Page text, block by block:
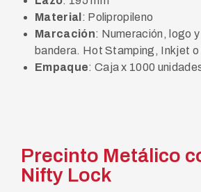
Material : Polipropileno
Marcación: Numeración, logo
bandera. Hot Stamping, Inkjet o
Empaque: Caja x 1000
Precinto Metálico
Nifty Lock